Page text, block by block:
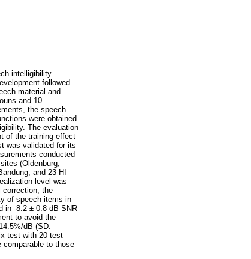
intelligibility
followed
material and
and 10
the speech
were obtained
The evaluation
of the training effect
was validated for its
conducted
(Oldenburg,
and 23 HI
level was
correction, the
of speech items in
in -8.2 ± 0.8 dB SNR
to avoid the
dB (SD:
test with 20 test
comparable to those